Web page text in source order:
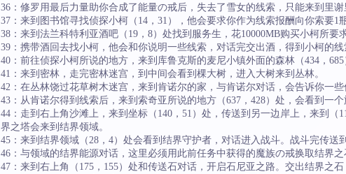
36：修罗用最后力量助你合成了能量の戒后，失去了雪女的线索，只能来到里
37：来到图书馆寻找侦探小柯（14，31），他会要求你作为线索报酬向你索要1
38：来到法兰科特利亚酒吧（19，8）处找到服务生，花10000MB购买小柯所要
39：携带酒回去找小柯，他会和你说明一些线索，对话完交出酒，得到小柯的线
40：前往侦探小柯所说的地方，来到库鲁克斯的麦尼小镇外面的森林（434，
41：来到密林，走完密林迷宫，到中间会看到棵大树，进入大树来到丛林。
42：在丛林饶过花草树木迷宫，来到肯诺尔的家，与肯诺尔对话，会告诉你一些
43：从肯诺尔得到线索后，来到索奇亚所说的地方（637，428）处，会看到一
44：走到右上角沙滩上，来到坐标（140，51）处，传送到另一边岸上，来到
界之塔会来到结界领域。
45：来到结界领域（28，4）处会看到结界守护者，对话进入战斗。战斗完传送
46：与领域的结界能源对话，这里必须用此前任务中获得的魔族の戒换取结界之
47：来到右上角（175，155）处和传送石对话，开启石尼亚之路。交出结界之石